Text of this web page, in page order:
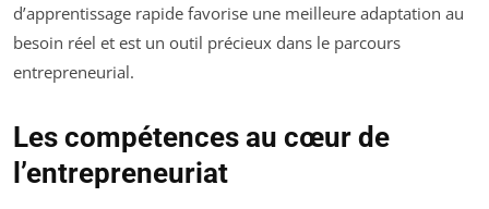
d’apprentissage rapide favorise une meilleure adaptation au
besoin réel et est un outil précieux dans le parcours
entrepreneurial.
Les compétences au cœur de
l’entrepreneuriat